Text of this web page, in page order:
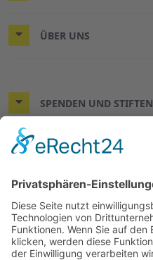
ÜBER UNS
SPENDEN UND STIFTEN
ÜBERBLICK